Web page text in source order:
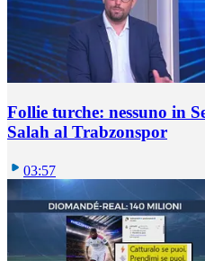
Follie turche: nessuno in
Salah al Trabzonspor
03:57